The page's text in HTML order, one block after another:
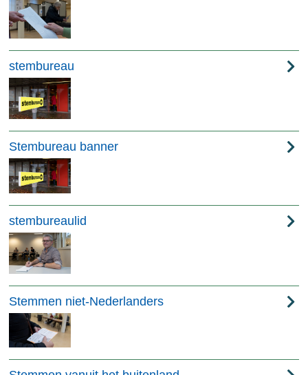
stembureau
Stembureau banner
stembureaulid
Stemmen niet-Nederlanders